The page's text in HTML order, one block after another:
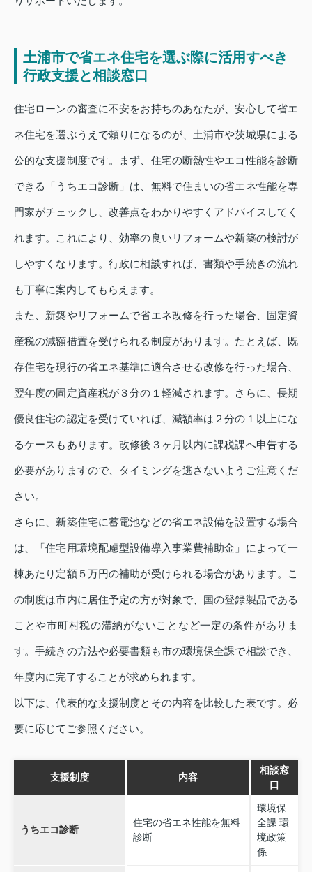
土浦市で省エネ住宅を選ぶ際に活用すべき
行政支援と相談窓口
住宅ローンの審査に不安をお持ちのあなたが、安心して省エ
ネ住宅を選ぶうえで頼りになるのが、土浦市や茨城県による
公的な支援制度です。まず、住宅の断熱性やエコ性能を診断
できる「うちエコ診断」は、無料で住まいの省エネ性能を専
門家がチェックし、改善点をわかりやすくアドバイスしてく
れます。これにより、効率の良いリフォームや新築の検討が
しやすくなります。行政に相談すれば、書類や手続きの流れ
も丁寧に案内してもらえます。
また、新築やリフォームで省エネ改修を行った場合、固定資
産税の減額措置を受けられる制度があります。たとえば、既
存住宅を現行の省エネ基準に適合させる改修を行った場合、
翌年度の固定資産税が３分の１軽減されます。さらに、長期
優良住宅の認定を受けていれば、減額率は２分の１以上にな
るケースもあります。改修後３ヶ月以内に課税課へ申告する
必要がありますので、タイミングを逃さないようご注意くだ
さい。
さらに、新築住宅に蓄電池などの省エネ設備を設置する場合
は、「住宅用環境配慮型設備導入事業費補助金」によって一
棟あたり定額５万円の補助が受けられる場合があります。こ
の制度は市内に居住予定の方が対象で、国の登録製品である
ことや市町村税の滞納がないことなど一定の条件がありま
す。手続きの方法や必要書類も市の環境保全課で相談でき、
年度内に完了することが求められます。
以下は、代表的な支援制度とその内容を比較した表です。必
要に応じてご参照ください。
支援制度 内容
相談窓
口
うちエコ診断
住宅の省エネ性能を無料
診断
環境保
全課 環
境政策
係